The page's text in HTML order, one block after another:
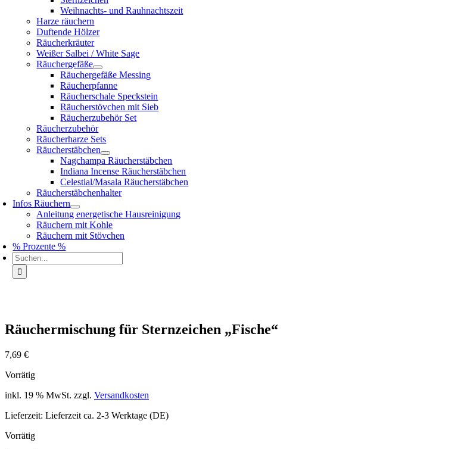
Weihnachts- und Rauhnachtszeit
Harze räuchern
Duftende Hölzer
Räucherkräuter
Weißer Salbei / White Sage
Räuchergefäße
Räuchergefäße Messing
Räucherpfanne
Räucherschale Speckstein
Räucherstövchen mit Sieb
Räucherzubehör Set
Räucherzubehör
Räucherharze Sets
Räucherstäbchen
Nagchampa Räucherstäbchen
Indiana Incense Räucherstäbchen
Celestial/Masala Räucherstäbchen
Räucherstäbchenhalter
Infos Räuchern
Anleitung energetische Hausreinigung
Räuchern mit Kohle
Räuchern mit Stövchen
% Prozente %
Suche
nach:
Räuchermischung für Sternzeichen „Fische“
7,69 €
Vorrätig
inkl. 19 % MwSt. zzgl. Versandkosten
Lieferzeit: Lieferzeit ca. 2-3 Werktage (DE)
Vorrätig